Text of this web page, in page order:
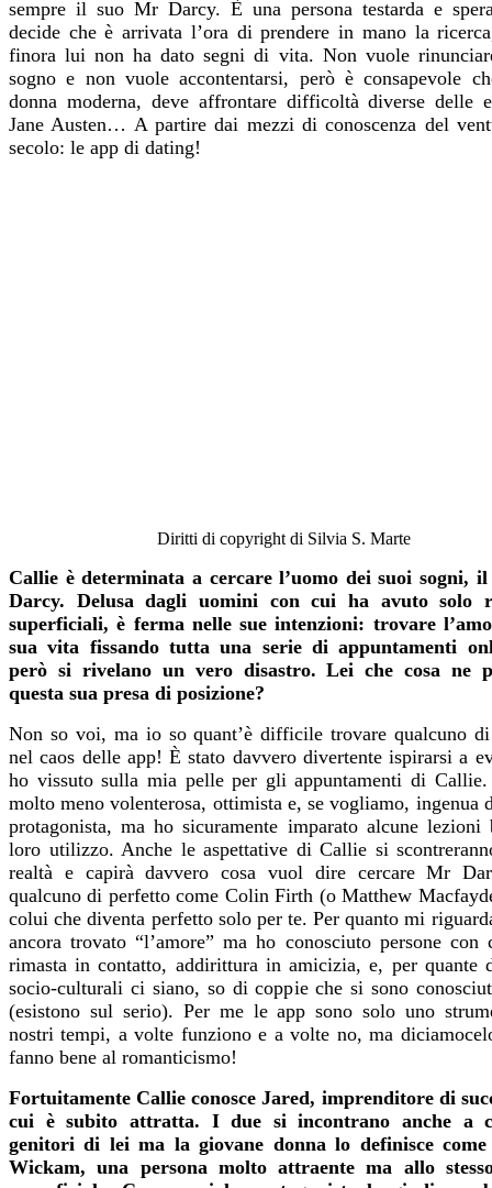
sempre il suo Mr Darcy. È una persona testarda e
decide che è arrivata l’ora di prendere in mano la
finora lui non ha dato segni di vita. Non vuole
sogno e non vuole accontentarsi, però è consapevole
donna moderna, deve affrontare difficoltà diverse delle
Jane Austen… A partire dai mezzi di conoscenza del
secolo: le app di dating!
Diritti di copyright di Silvia S. Marte
Callie è determinata a cercare l’uomo dei suoi sogni,
Darcy. Delusa dagli uomini con cui ha avuto solo
superficiali, è ferma nelle sue intenzioni: trovare
sua vita fissando tutta una serie di appuntamenti
però si rivelano un vero disastro. Lei che cosa ne
questa sua presa di posizione?
Non so voi, ma io so quant’è difficile trovare qualcuno di
nel caos delle app! È stato davvero divertente ispirarsia
ho vissuto sulla mia pelle per gli appuntamenti di
molto meno volenterosa, ottimista e, se vogliamo, ingenua
protagonista, ma ho sicuramente imparato alcune lezioni
loro utilizzo. Anche le aspettative di Callie si
realtà e capirà davvero cosa vuol dire cercare Mr
qualcuno di perfetto come Colin Firth (o Matthew
colui che diventa perfetto solo per te. Per quanto mi
ancora trovato “l’amore” ma ho conosciuto persone con
rimasta in contatto, addirittura in amicizia, e, per quante
socio-culturali ci siano, so di coppie che si sono
(esistono sul serio). Per me le app sono solo uno
nostri tempi, a volte funziono e a volte no, ma
fanno bene al romanticismo!
Fortuitamente Callie conosce Jared, imprenditore di
cui è subito attratta. I due si incontrano anche a
genitori di lei ma la giovane donna lo definisce
Wickam, una persona molto attraente ma allo